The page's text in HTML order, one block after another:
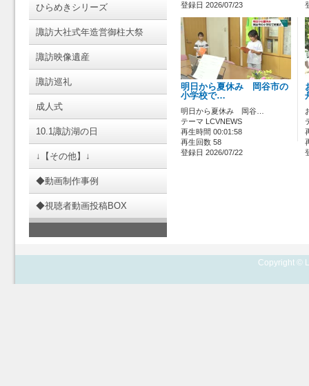
ひらめきシリーズ
諏訪大社式年造営御柱大祭
諏訪映像遺産
諏訪巡礼
成人式
10.1諏訪湖の日
↓【その他】↓
◆動画制作事例
◆視聴者動画投稿BOX
登録日 2026/07/23
明日から夏休み 岡谷市の
小学校で…
明日から夏休み 岡谷…
テーマ LCVNEWS
再生時間 00:01:58
再生回数 58
登録日 2026/07/22
Copyright ©